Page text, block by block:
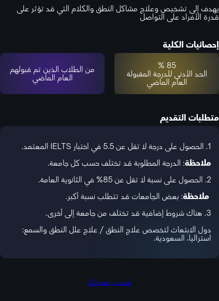
يهدف إلى تشخيص وعلاج مشاكل النطق والكلام التي قد تؤثر على
قدرة الأفراد على التواصل
إحصائيات الكلية
85 %
الحد الأدنى للدرجة المقبولة
العام الماضي
من الطلاب الذين تم قبولهم
العام الماضي
متطلبات التقديم
1. الحصول على درجة لا تقل عن 5.5 في اختبار IELTS المعتمد.
ملاحظة: الدرجة المطلوبة قد تختلف حسب كل جامعة.
2. الحصول على نسبة لا تقل عن 85% في الثانوية العامة.
ملاحظة: بعض الجامعات قد تتطلب نسبة أكبر.
3. هناك شروط إضافية قد تختلف من جامعة إلى أخرى.
دول الابتعاث لتخصص علاج النطق / علاج علل النطق والسمع:
استراليا، السعودية.
احسب معدلك